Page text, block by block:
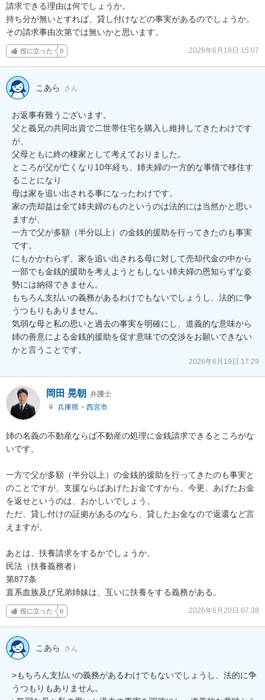
請求できる理由は何でしょうか。
持ち分が無いとすれば、貸し付けなどの事実があるのでしょうか。
その請求事由次第では無いかと思います。
役に立った 0 2026年6月19日 15:07
こあら さん
お返事有難うございます。
父と義兄の共同出資で二世帯住宅を購入し維持してきたわけです
が、
父母ともに終の棲家として考えておりました。
ところが父が亡くなり10年経ち、姉夫婦の一方的な事情で移住す
ることになり
母は家を追い出される事になったわけです。
家の売却益は全て姉夫婦のものというのは法的には当然かと思い
ますが、
一方で父が多額（半分以上）の金銭的援助を行ってきたのも事実
です。
にもかかわらず、家を追い出される母に対して売却代金の中から
一部でも金銭的援助を考えようともしない姉夫婦の恩知らずな姿
勢には納得できません。
もちろん支払いの義務があるわけでもないでしょうし、法的に争
うつもりもありません。
気弱な母と私の思いと過去の事実を明確にし、道義的な意味から
姉の善意による金銭的援助を促す意味での交渉をお願いできない
2026年6月19日 17:29
岡田 晃朝 弁護士
兵庫県 > 西宮市
姉の名義の不動産ならば不動産の処理に金銭請求できるところがな
いです。
一方で父が多額（半分以上）の金銭的援助を行ってきたのも事実と
のことですが、支援ならばあげたお金ですから、今更、あげたお金
を返せというのは、おかしいでしょう。
ただ、貸し付けの証拠があるのなら、貸したお金なので返還など言
えますが。
あとは、扶養請求をするかでしょうか。
民法（扶養義務者）
第877条
直系血族及び兄弟姉妹は、互いに扶養をする義務がある。
役に立った 0 2026年6月20日 07:38
こあら さん
>もちろん支払いの義務があるわけでもないでしょうし、法的に争
うつもりもありません。